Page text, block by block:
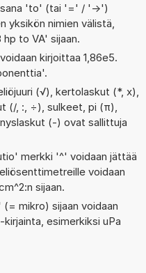
sana 'to' (tai '=' / '->')
yksikön nimien välistä,
hp to VA' sijaan.
kirjoittaa 1,86e5.
(√), kertolaskut (*, x),
(/, :, ÷), sulkeet, pi (π),
(-) ovat sallittuja
merkki '^' voidaan jättää
voidaan
sijaan.
mikro) sijaan voidaan
esimerkiksi uPa